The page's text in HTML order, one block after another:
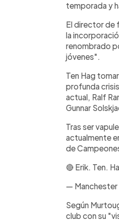
temporada y
El director de
la
renombrado
jóvenes".
Ten Hag
profunda
actual, Ralf
Gunnar
Tras ser
actualmente
de
🔴 Erik. Ten.
— Manchester
Según
club con su